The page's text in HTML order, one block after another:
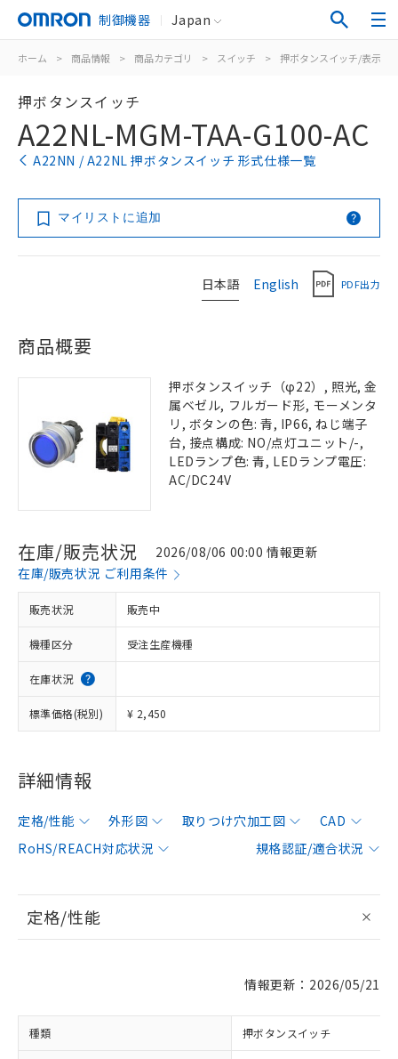
制御機器 Japan
ホーム > 商品情報 > 商品カテゴリ > スイッチ > 押ボタンスイッチ/表示灯
押ボタンスイッチ
A22NL-MGM-TAA-G100-AC
A22NN / A22NL 押ボタンスイッチ 形式仕様一覧
マイリストに追加
日本語 English PDF出力
商品概要
押ボタンスイッチ（φ22）, 照光, 金
属ベゼル, フルガード形, モーメンタ
リ, ボタンの色: 青, IP66, ねじ端子
台, 接点構成: NO/点灯ユニット/-,
LEDランプ色: 青, LEDランプ電圧:
AC/DC24V
在庫/販売状況
2026/08/06 00:00 情報更新
在庫/販売状況 ご利用条件
販売状況 販売中
機種区分 受注生産機種
在庫状況
標準価格(税別) ¥ 2,450
詳細情報
定格/性能 外形図 取りつけ穴加工図
CAD
RoHS/REACH対応状況
規格認証/適合状況
定格/性能
情報更新：2026/05/21
種類 押ボタンスイッチ